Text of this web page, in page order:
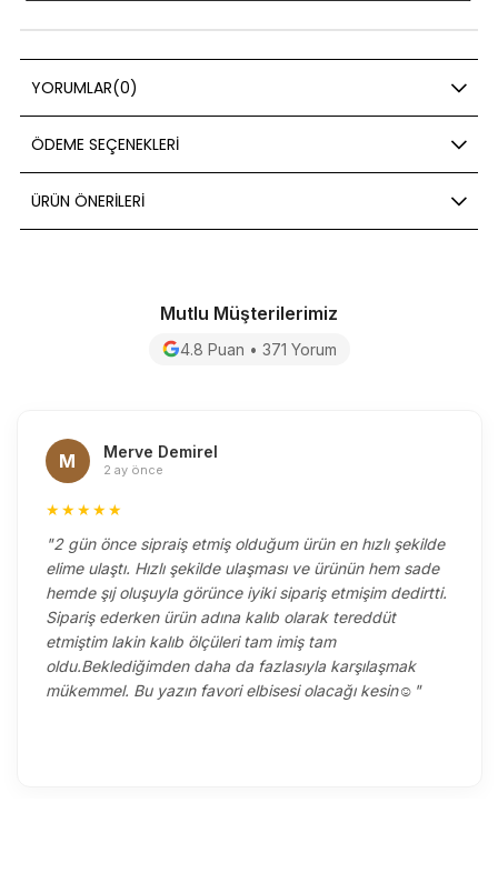
YORUMLAR(0)
ÖDEME SEÇENEKLERI
ÜRÜN ÖNERILERI
Mutlu Müşterilerimiz
4.8 Puan • 371 Yorum
M Merve Demirel
2 ay önce
★★★★★
"2 gün önce sipraiş etmiş olduğum ürün en hızlı şekilde
elime ulaştı. Hızlı şekilde ulaşması ve ürünün hem sade
hemde şıj oluşuyla görünce iyiki sipariş etmişim dedirtti.
Sipariş ederken ürün adına kalıb olarak tereddüt
etmiştim lakin kalıb ölçüleri tam imiş tam
oldu.Beklediğimden daha da fazlasıyla karşılaşmak
mükemmel. Bu yazın favori elbisesi olacağı kesin☺️"